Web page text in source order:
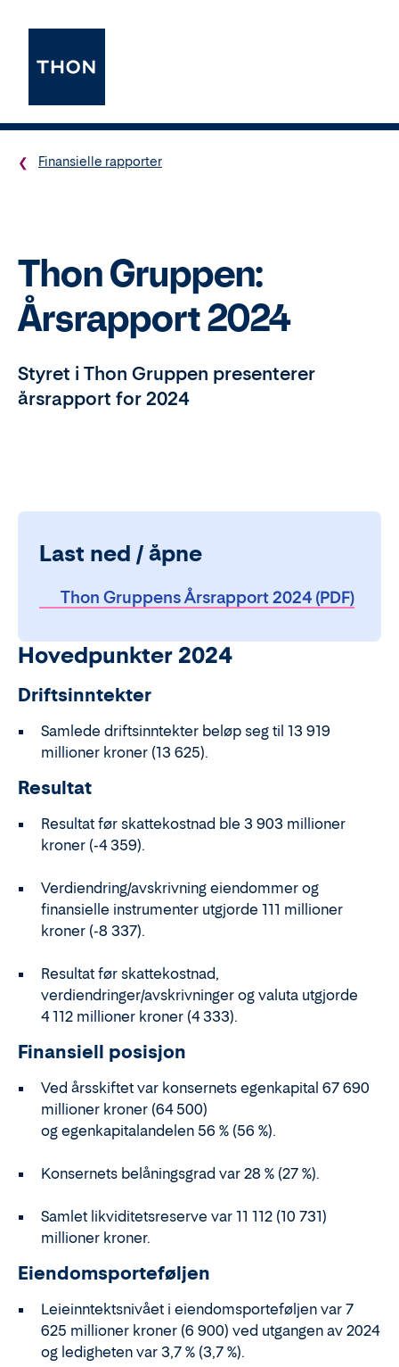
Finansielle rapporter
Thon Gruppen:
Årsrapport 2024
Styret i Thon Gruppen presenterer
årsrapport for 2024
Last ned / åpne
Thon Gruppens Årsrapport 2024 (PDF)
Hovedpunkter 2024
Driftsinntekter
Samlede driftsinntekter beløp seg til 13 919
millioner kroner (13 625).
Resultat
Resultat før skattekostnad ble 3 903 millioner
kroner (-4 359).
Verdiendring/avskrivning eiendommer og
finansielle instrumenter utgjorde 111 millioner
kroner (-8 337).
Resultat før skattekostnad,
verdiendringer/avskrivninger og valuta utgjorde
4 112 millioner kroner (4 333).
Finansiell posisjon
Ved årsskiftet var konsernets egenkapital 67 690
millioner kroner (64 500)
og egenkapitalandelen 56 % (56 %).
Konsernets belåningsgrad var 28 % (27 %).
Samlet likviditetsreserve var 11 112 (10 731)
millioner kroner.
Eiendomsporteføljen
Leieinntektsnivået i eiendomsporteføljen var 7
625 millioner kroner (6 900) ved utgangen av 2024
og ledigheten var 3,7 % (3,7 %).